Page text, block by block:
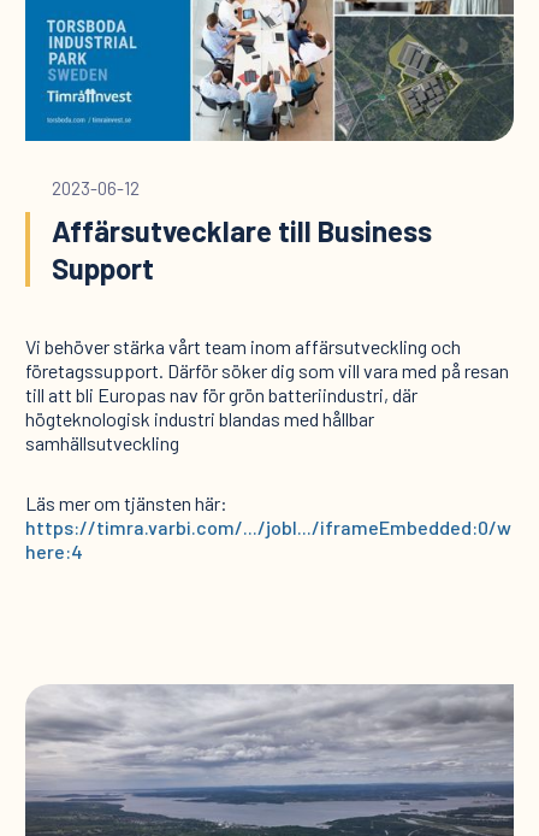
2023-06-12
Affärsutvecklare till Business
Support
Vi behöver stärka vårt team inom affärsutveckling och
företagssupport. Därför söker dig som vill vara med på resan
till att bli Europas nav för grön batteriindustri, där
högteknologisk industri blandas med hållbar
samhällsutveckling
Läs mer om tjänsten här:
https://timra.varbi.com/.../jobI.../iframeEmbedded:0/w
here:4